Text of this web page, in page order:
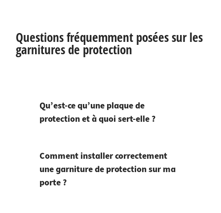
Questions fréquemment posées sur les
garnitures de protection
Qu’est-ce qu’une plaque de
protection et à quoi sert-elle ?
Comment installer correctement
une garniture de protection sur ma
porte ?